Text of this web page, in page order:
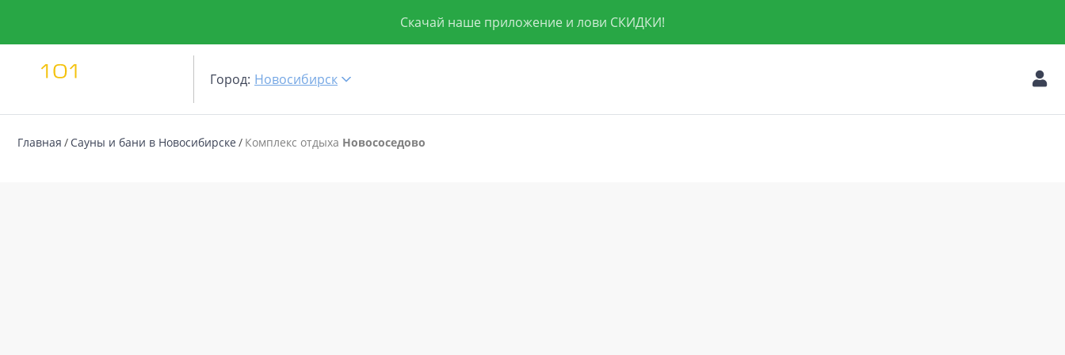
Скачай наше приложение и лови СКИДКИ!
Город: Новосибирск
Главная Сауны и бани в Новосибирске Комплекс отдыха Новососедово